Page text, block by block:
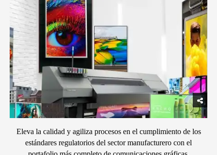
Eleva la calidad y agiliza procesos en el cumplimiento de los
estándares regulatorios del sector manufacturero con el